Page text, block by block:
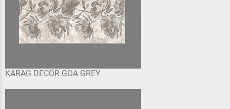
KARAG DECOR GOA GREY